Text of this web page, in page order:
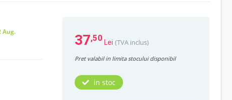
Aug.
37,50 Lei (TVA inclus)
Pret valabil in limita stocului disponibil
in stoc